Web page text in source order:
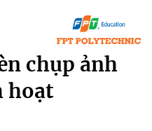
chụp ảnh
hoạt